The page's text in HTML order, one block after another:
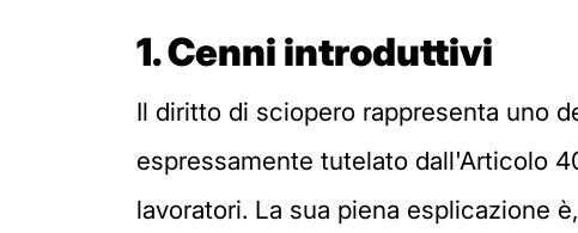
1.Cenni introduttivi
Il diritto di sciopero rappresenta uno
espressamente tutelato dall'Articolo
lavoratori. La sua piena esplicazione